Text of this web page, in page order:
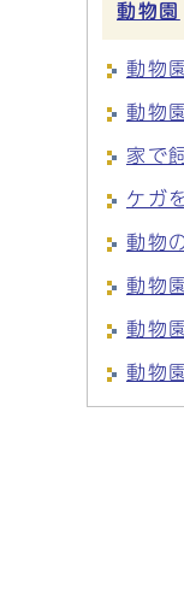
動物園
動物
動物
家で
ケガ
動物
動物
動物
動物